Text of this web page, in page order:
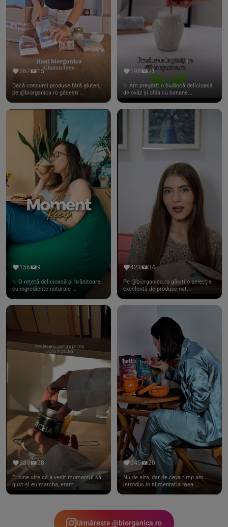
267 15
Dacă consumi produse fără gluten,
pe @biorganica.ro găsești ...
198 21
✨ Am pregătit o budincă delicioasă
de ovăz și chia cu banane...
156 9
✨ O rețetă delicioasă și hrănitoare
cu ingrediente naturale ...
423 34
Pe @biorganica.ro găsiți o selecție
excelentă de produse nat...
389 28
Ei bine uite că a venit momentul să
gust și eu matcha, eram ...
245 20
Nu de alta, dar de ceva timp am
introdus in alimentatia mea ...
Urmărește @biorganica.ro